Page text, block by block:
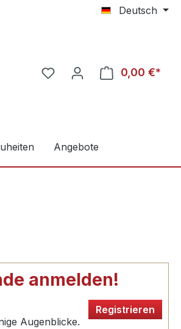
Deutsch
0,00 €*
Angebote
anmelden!
Augenblicke.
Registrieren